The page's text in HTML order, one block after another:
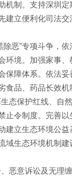
机制。支持深圳
立便利化司法
”专项斗争，
环境。加强家事
障体系。依法
品、药品长效
保护红线、自
止令制度。完善
建立生态环境公
域生态环境机制
意诉讼及无理